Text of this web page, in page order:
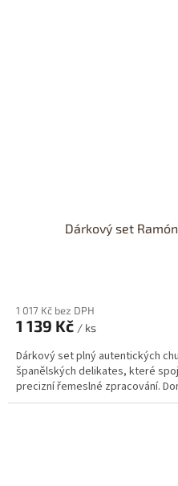
Dárkový set
1 017 Kč bez DPH
1 139 Kč / ks
Dárkový set plný autentických
španělských delikates, které
precizní řemeslné zpracování.